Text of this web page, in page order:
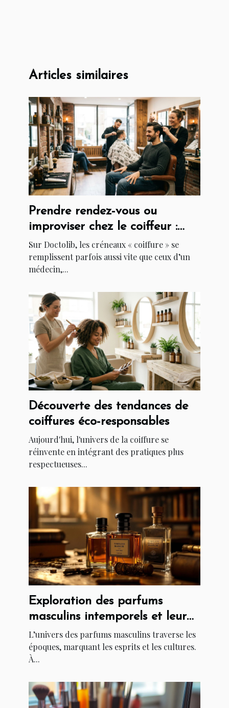
Articles similaires
Prendre rendez-vous ou
improviser chez le coiffeur :
que révèlent vos habitudes ?
Sur Doctolib, les créneaux « coiffure » se
remplissent parfois aussi vite que ceux d’un
médecin,...
Découverte des tendances de
coiffures éco-responsables
Aujourd'hui, l'univers de la coiffure se
réinvente en intégrant des pratiques plus
respectueuses...
Exploration des parfums
masculins intemporels et leur
impact culturel
L’univers des parfums masculins traverse les
époques, marquant les esprits et les cultures.
À...